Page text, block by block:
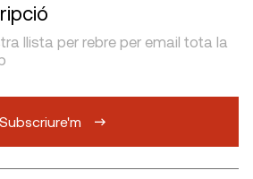
llista per rebre per email tota la
Subscriure'm